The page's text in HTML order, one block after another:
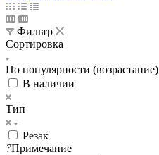
Фильтр
Сортировка
По популярности (возрастание)
В наличии
Тип
Резак
?Примечание